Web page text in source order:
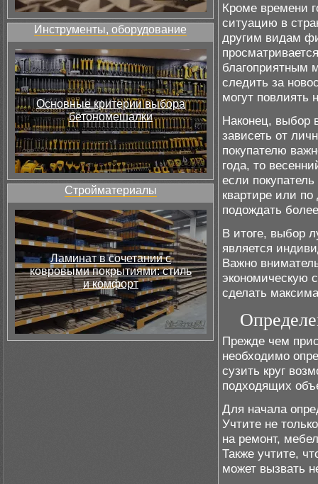
Инструменты, оборудование
Основные критерии выбора
бетономешалки
Стройматериалы
Ламинат в сочетании с
ковровыми покрытиями: стиль
и комфорт
Кроме времени
ситуацию в
другим видам
благоприятным
следить за
могут повлиять
Наконец, выбор
зависеть от
покупателю
года, то
если
квартире или
подождать
В итоге, выбор
является
Важно
экономическую
сделать
Прежде чем
необходимо
сузить круг
подходящих
Для начала
Учтите не
на ремонт,
Также учтите,
может вызвать